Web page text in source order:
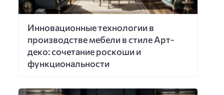
Инновационные технологии в
производстве мебели в стиле Арт-
деко: сочетание роскоши и
функциональности